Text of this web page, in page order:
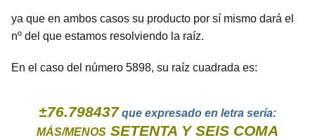
ya que en ambos casos su producto por sí mismo dará el
nº del que estamos resolviendo la raíz.
En el caso del número 5898, su raíz cuadrada es:
±76.798437 que expresado en letra sería:
MÁS/MENOS SETENTA Y SEIS COMA